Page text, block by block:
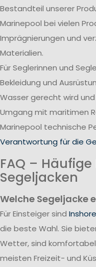
Bestandteil unserer
Marinepool bei vielen
Imprägnierungen und
Materialien.
Für Seglerinnen und
Bekleidung und
Wasser gerecht wird
Umgang mit maritimen
Marinepool technische
Verantwortung für die
FAQ –
Segeljacken
Welche Segeljacke
Für Einsteiger sind Inshore
die beste Wahl. Sie
Wetter, sind
meisten Freizeit- und